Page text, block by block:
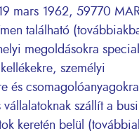
mars 1962, 59770
található
megoldásokra
személyi
és
szállít a
keretén belül